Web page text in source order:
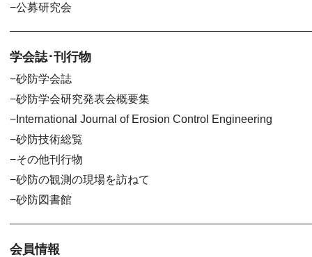
公募研究会
学会誌･刊行物
砂防学会誌
砂防学会研究発表会概要集
International Journal of Erosion Control Engineering
砂防技術総覧
その他刊行物
砂防の観測の現場を訪ねて
砂防図書館
会員情報